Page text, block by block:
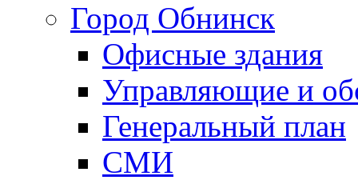
Город Обнинск
Офисные здания
Управляющие и
Генеральный план
СМИ